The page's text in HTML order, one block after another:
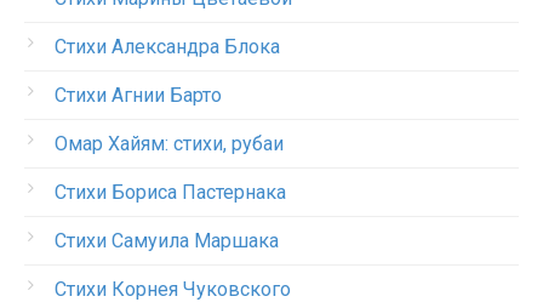
Стихи Александра Блока
Стихи Агнии Барто
Омар Хайям: стихи, рубаи
Стихи Бориса Пастернака
Стихи Самуила Маршака
Стихи Корнея Чуковского